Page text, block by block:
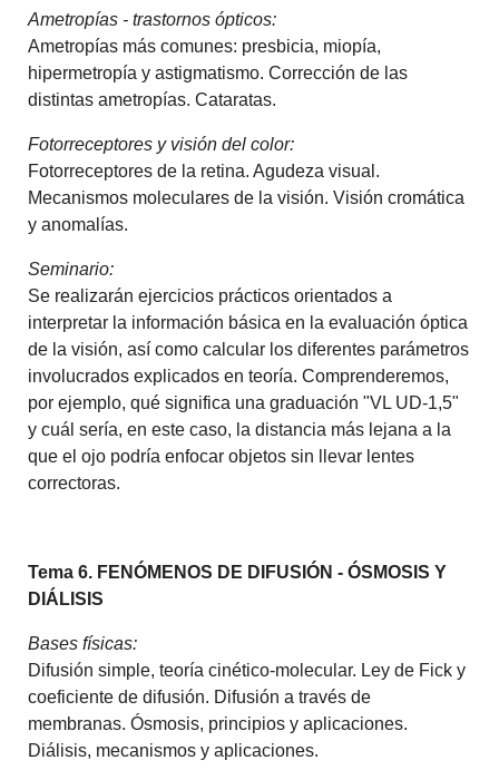
Ametropías - trastornos ópticos:
Ametropías más comunes: presbicia, miopía,
hipermetropía y astigmatismo. Corrección de las
distintas ametropías. Cataratas.
Fotorreceptores y visión del color:
Fotorreceptores de la retina. Agudeza visual.
Mecanismos moleculares de la visión. Visión cromática
y anomalías.
Seminario:
Se realizarán ejercicios prácticos orientados a
interpretar la información básica en la evaluación óptica
de la visión, así como calcular los diferentes parámetros
involucrados explicados en teoría. Comprenderemos,
por ejemplo, qué significa una graduación "VL UD-1,5"
y cuál sería, en este caso, la distancia más lejana a la
que el ojo podría enfocar objetos sin llevar lentes
correctoras.
Tema 6. FENÓMENOS DE DIFUSIÓN - ÓSMOSIS Y
DIÁLISIS
Bases físicas:
Difusión simple, teoría cinético-molecular. Ley de Fick y
coeficiente de difusión. Difusión a través de
membranas. Ósmosis, principios y aplicaciones.
Diálisis, mecanismos y aplicaciones.